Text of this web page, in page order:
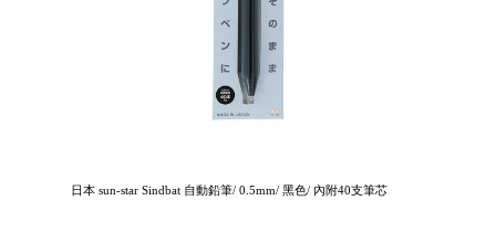
日本 sun-star Sindbat 自動鉛筆/ 0.5mm/ 黑色/ 內附40支筆芯